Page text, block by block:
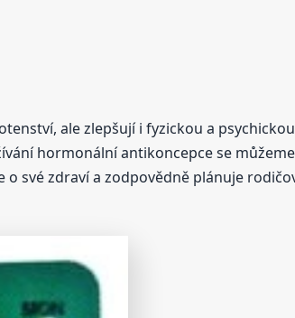
ale zlepšují i fyzickou a
hormonální antikoncepce se
o své zdraví a zodpovědně plánuje